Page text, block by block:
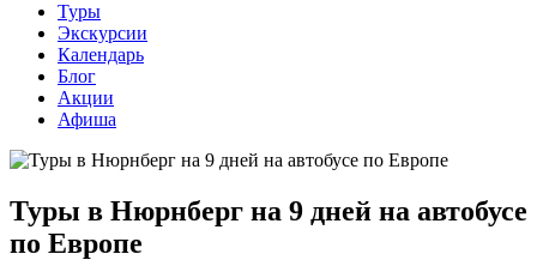
Туры
Экскурсии
Календарь
Блог
Акции
Афиша
Туры в Нюрнберг на 9 дней на автобусе
по Европе